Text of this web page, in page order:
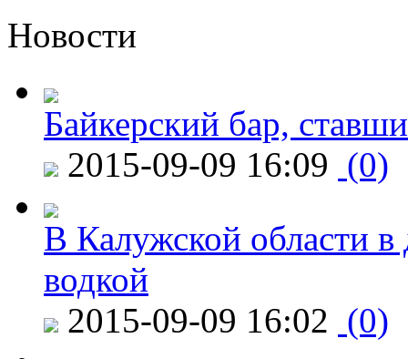
Новости
Байкерский бар,
2015-09-09 16:09 (0)
В Калужской области в
водкой
2015-09-09 16:02 (0)